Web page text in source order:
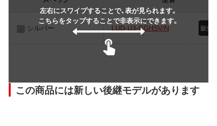
左右にスワイプすることで、表が見られます。
こちらをタップすることで非表示にできます。
シルバー LUD-U3-CGHSV/N
この商品には新しい後継モデルがあります